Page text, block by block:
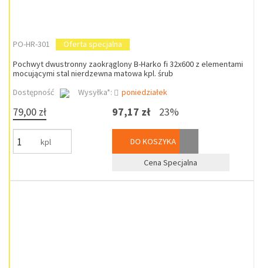
PO-HR-301
Oferta specjalna
Pochwyt dwustronny zaokrąglony B-Harko fi 32x600 z elementami
mocującymi stal nierdzewna matowa kpl. śrub
Dostępność
Wysyłka*: poniedziałek
79,00 zł
kpl
97,17 zł 23%
DO KOSZYKA
Cena Specjalna